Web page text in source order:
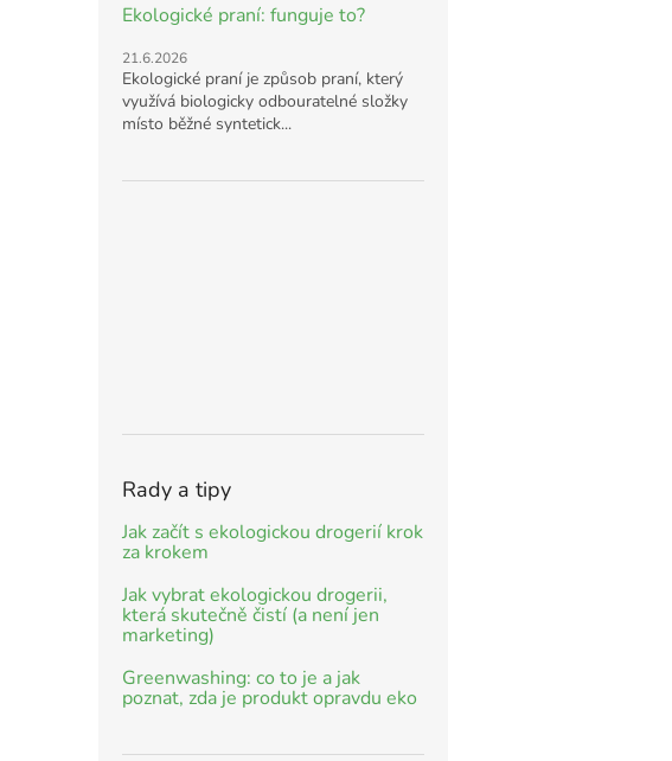
Ekologické praní: funguje to?
21.6.2026
Ekologické praní je způsob praní, který
využívá biologicky odbouratelné složky
místo běžné syntetick...
Rady a tipy
Jak začít s ekologickou drogerií krok
za krokem
Jak vybrat ekologickou drogerii,
která skutečně čistí (a není jen
marketing)
Greenwashing: co to je a jak
poznat, zda je produkt opravdu eko